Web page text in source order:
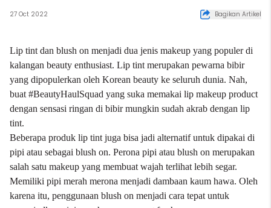
27 Oct 2022 Bagikan Artikel
Lip tint dan blush on menjadi dua jenis makeup yang populer di
kalangan beauty enthusiast. Lip tint merupakan pewarna bibir
yang dipopulerkan oleh Korean beauty ke seluruh dunia. Nah,
buat #BeautyHaulSquad yang suka memakai lip makeup product
dengan sensasi ringan di bibir mungkin sudah akrab dengan lip
tint.
Beberapa produk lip tint juga bisa jadi alternatif untuk dipakai di
pipi atau sebagai blush on. Perona pipi atau blush on merupakan
salah satu makeup yang membuat wajah terlihat lebih segar.
Memiliki pipi merah merona menjadi dambaan kaum hawa. Oleh
karena itu, penggunaan blush on menjadi cara tepat untuk